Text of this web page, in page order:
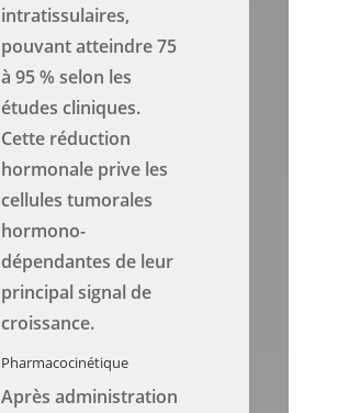
intratissulaires,
pouvant atteindre 75
à 95 % selon les
études cliniques.
Cette réduction
hormonale prive les
cellules tumorales
hormono-
dépendantes de leur
principal signal de
croissance.
Pharmacocinétique
Après administration